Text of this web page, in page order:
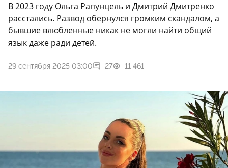
В 2023 году Ольга Рапунцель и Дмитрий Дмитренко
расстались. Развод обернулся громким скандалом, а
бывшие влюбленные никак не могли найти общий
язык даже ради детей.
29 сентября 2025 03:00 27 11 461